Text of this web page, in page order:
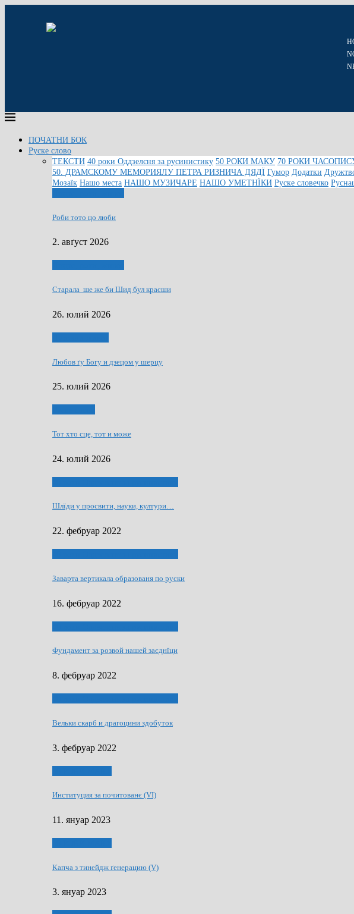
ПОЧАТНИ БОК
Руске слово
ТЕКСТИ 40 роки Оддзелєня за русинистику 50 РОКИ МАКУ 70 РОКИ
50. ДРАМСКОМУ МЕМОРИЯЛУ ПЕТРА РИЗНИЧА ДЯДЇ Гумор Додатки
Мозаїк Нашо места НАШО МУЗИЧАРЕ НАШО УМЕТНЇКИ Руске словечко
Роби тото цо люби
2. авґуст 2026
Старала ше же би Шид бул красши
26. юлий 2026
Любов ґу Богу и дзецом у шерцу
25. юлий 2026
Тот хто сце, тот и може
24. юлий 2026
Шлїди у просвити, науки, култури…
22. фебруар 2022
Заварта вертикала образованя по руски
16. фебруар 2022
Фундамент за розвой нашей заєднїци
8. фебруар 2022
Вельки скарб и драгоцини здобуток
3. фебруар 2022
Институция за почитованє (VI)
11. януар 2023
Капча з тинейдж ґенерацию (V)
3. януар 2023